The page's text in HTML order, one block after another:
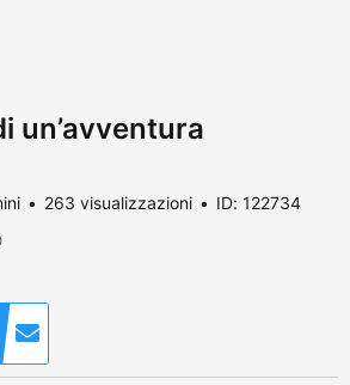
un’avventura
263 visualizzazioni ID: 122734